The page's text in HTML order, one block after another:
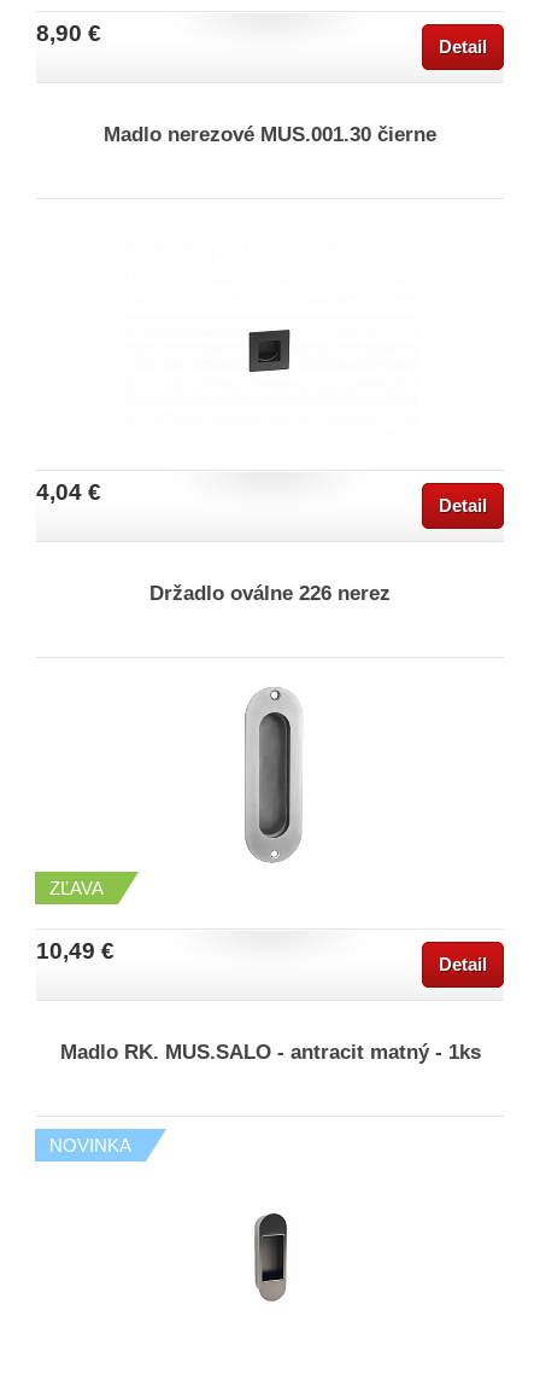
8,90 €
Detail
Madlo nerezové MUS.001.30 čierne
4,04 €
Detail
Držadlo oválne 226 nerez
ZĽAVA
10,49 €
Detail
Madlo RK. MUS.SALO - antracit matný - 1ks
NOVINKA